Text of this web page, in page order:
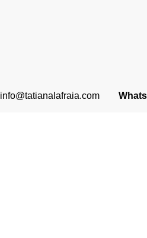
info@tatianalafraia.com